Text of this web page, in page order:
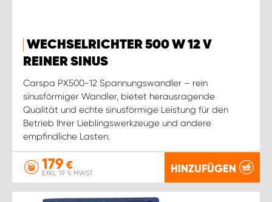
WECHSELRICHTER 500 W 12 V
REINER SINUS
Carspa PX500-12 Spannungswandler – rein
sinusförmiger Wandler, bietet herausragende
Qualität und echte sinusförmige Leistung für den
Betrieb Ihrer Lieblingswerkzeuge und andere
empfindliche Lasten.
179 €
EXKL. 19 % MWST. HINZUFÜGEN